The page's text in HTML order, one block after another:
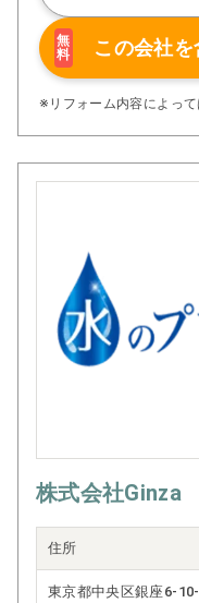
無
料
この会社
※リフォーム内容によって
株式会社Ginza
住所
東京都中央区銀座6-